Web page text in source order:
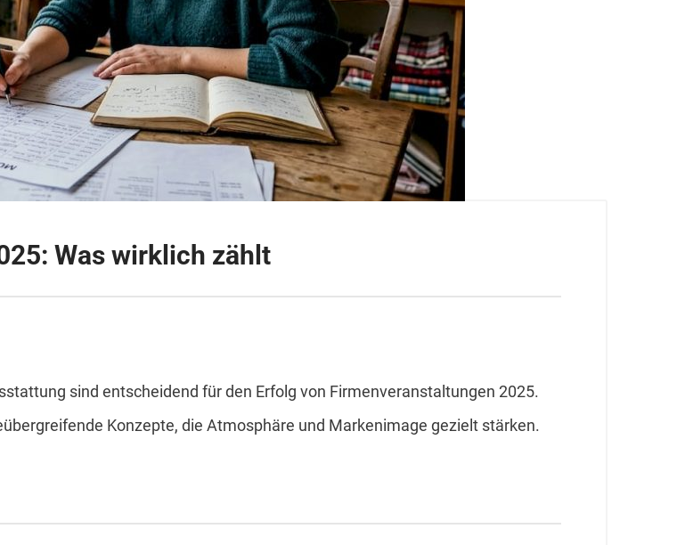
Was wirklich zählt
sind entscheidend für den Erfolg von Firmenveranstaltungen 2025.
Konzepte, die Atmosphäre und Markenimage gezielt stärken.